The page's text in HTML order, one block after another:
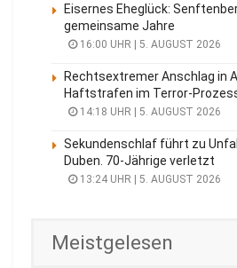
Eisernes Eheglück:
gemeinsame Jahre
16:00 UHR | 5. AUGUST 2026
Rechtsextremer Anschlag in
Haftstrafen im Terror-
14:18 UHR | 5. AUGUST 2026
Sekundenschlaf führt zu
Duben. 70-Jährige verletzt
13:24 UHR | 5. AUGUST 2026
Meistgelesen